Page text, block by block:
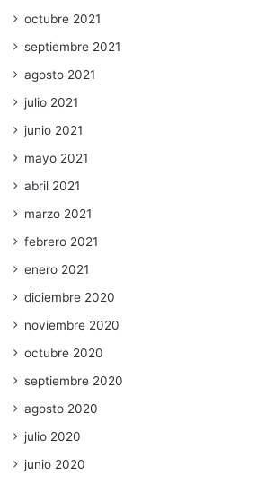
octubre 2021
septiembre 2021
agosto 2021
julio 2021
junio 2021
mayo 2021
abril 2021
marzo 2021
febrero 2021
enero 2021
diciembre 2020
noviembre 2020
octubre 2020
septiembre 2020
agosto 2020
julio 2020
junio 2020